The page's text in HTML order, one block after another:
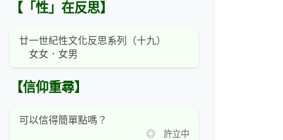
【「性」在反思】
廿一世紀性文化反思系列（十九）
女女．女男
【信仰重尋】
可以信得簡單點嗎？
◎ 許立中